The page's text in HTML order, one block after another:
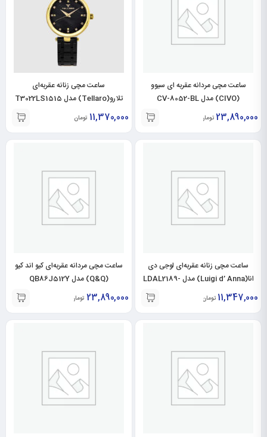
ساعت مچی مردانه عقربه ای سیوو
(CIVO) مدل CV-8052-BL
23,890,000 تومان
ساعت مچی زنانه عقربه‌ای
تلارو(Tellaro) مدل T3022LS1515
11,370,000 تومان
ساعت مچی زنانه عقربه‌ای لوجی دی
انا(Luigi d’ Anna) مدل LDAL2189-
11,347,000 تومان
ساعت مچی مردانه عقربه‌ای کیو اند کیو
(Q&Q) مدل QB86J512Y
23,890,000 تومان